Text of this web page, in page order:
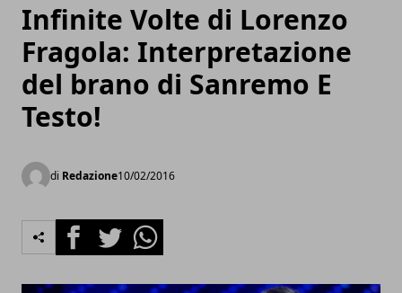
Infinite Volte di Lorenzo
Fragola: Interpretazione
del brano di Sanremo E
Testo!
di Redazione10/02/2016
FacebookTwitterWhatsapp